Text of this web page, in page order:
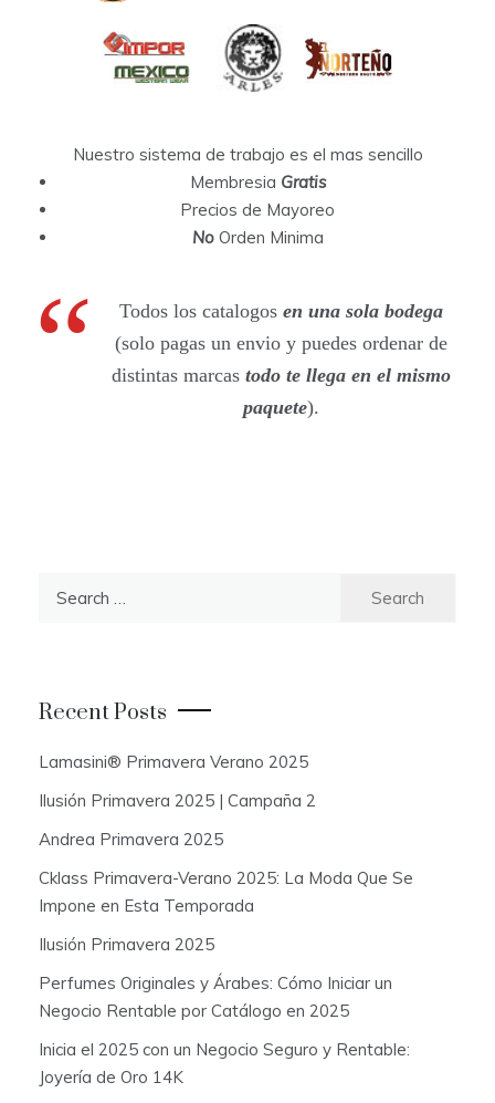
Nuestro sistema de trabajo es el mas sencillo
Membresia Gratis
Precios de Mayoreo
NoOrden Minima
Todos los catalogos en una sola bodega
(solo pagas un envio y puedes ordenar de
distintas marcastodo te llega en el mismo
paquete).
h
f
r
Recent Posts
Lamasini® Primavera Verano 2025
Ilusión Primavera 2025 | Campaña 2
Andrea Primavera 2025
Cklass Primavera-Verano 2025: La Moda Que Se
Impone en Esta Temporada
Ilusión Primavera 2025
Perfumes Originales y Árabes: Cómo Iniciar un
Negocio Rentable por Catálogo en 2025
Inicia el 2025 con un Negocio Seguro y Rentable:
Joyería de Oro 14K